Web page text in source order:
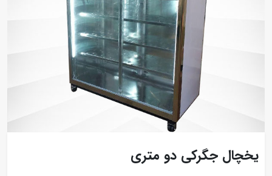
یخچال جگرکی دو متری